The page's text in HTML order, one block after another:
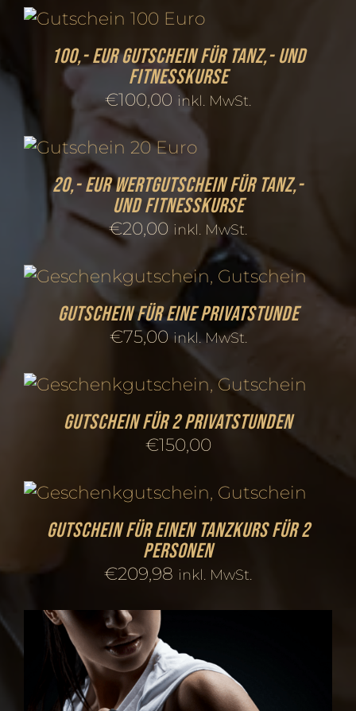
100,- EUR Gutschein für Tanz,- und
Fitnesskurse
€100,00 inkl. MwSt.
20,- EUR Wertgutschein für Tanz,-
und Fitnesskurse
€20,00 inkl. MwSt.
Gutschein für eine Privatstunde
€75,00 inkl. MwSt.
Gutschein für 2 Privatstunden
€150,00
Gutschein für einen Tanzkurs für 2
Personen
€209,98 inkl. MwSt.